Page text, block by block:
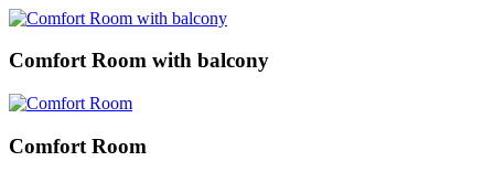
Comfort Room with balcony
Comfort Room